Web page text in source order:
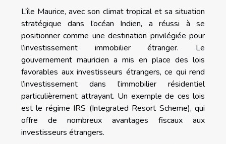
L’île Maurice, avec son climat tropical et sa situation
stratégique dans l’océan Indien, a réussi à se
positionner comme une destination privilégiée pour
l’investissement immobilier étranger. Le
gouvernement mauricien a mis en place des lois
favorables aux investisseurs étrangers, ce qui rend
l’investissement dans l’immobilier résidentiel
particulièrement attrayant. Un exemple de ces lois
est le régime IRS (Integrated Resort Scheme), qui
offre de nombreux avantages fiscaux aux
investisseurs étrangers.